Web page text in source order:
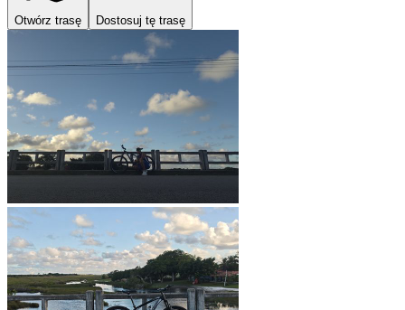
Otwórz trasę Dostosuj tę trasę